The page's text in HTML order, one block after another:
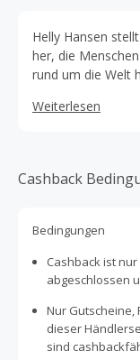
Helly Hansen
her, die
rund um die Welt
Skibekleidung und
Weiterlesen
Cashback
Bedingungen
Cashback ist
abgeschlossen
Nur
dieser
sind